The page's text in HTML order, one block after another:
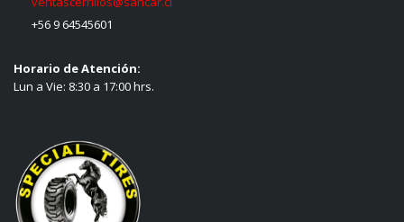
+56 9 64545601
Horario de Atención:
Lun a Vie: 8:30 a 17:00 hrs.